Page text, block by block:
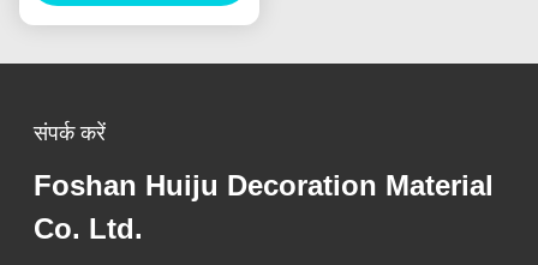
संपर्क करें
Foshan Huiju Decoration Material
Co. Ltd.